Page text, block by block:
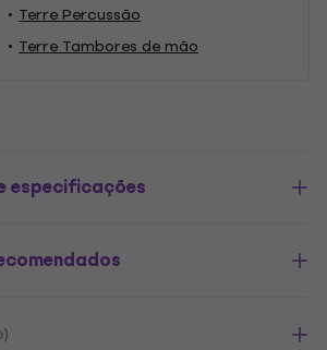
Terre Percussão
Terre Tambores de mão
especificações